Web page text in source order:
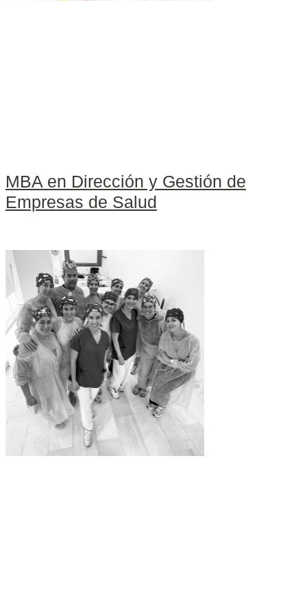
MBA en Dirección y Gestión de
Empresas de Salud